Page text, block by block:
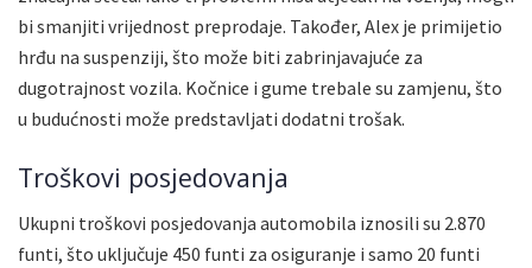
bi smanjiti vrijednost preprodaje. Također, Alex je primijetio
hrđu na suspenziji, što može biti zabrinjavajuće za
dugotrajnost vozila. Kočnice i gume trebale su zamjenu, što
u budućnosti može predstavljati dodatni trošak.
Troškovi posjedovanja
Ukupni troškovi posjedovanja automobila iznosili su 2.870
funti, što uključuje 450 funti za osiguranje i samo 20 funti